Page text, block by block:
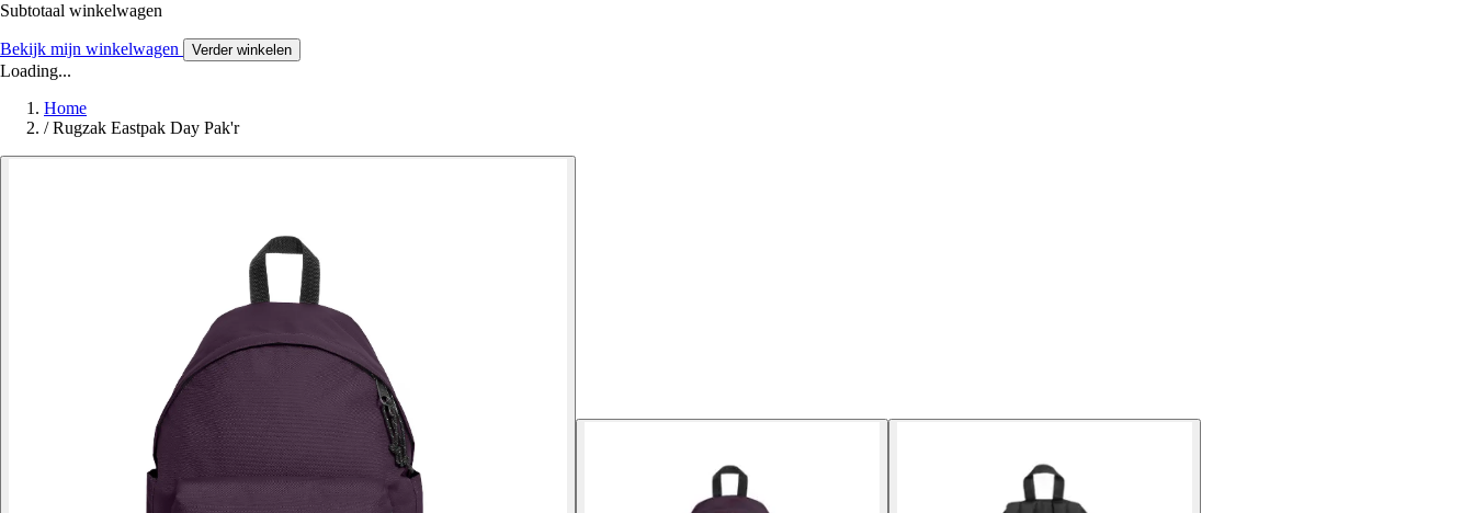
Subtotaal winkelwagen
Bekijk mijn winkelwagen Verder winkelen
Loading...
Home
/ Rugzak Eastpak Day Pak'r